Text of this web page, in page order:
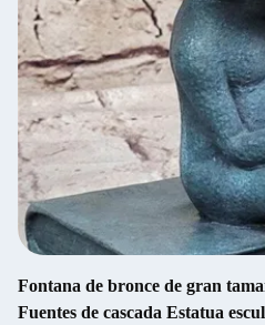
Fontana de bronce de gran
Fuentes de cascada Estatua